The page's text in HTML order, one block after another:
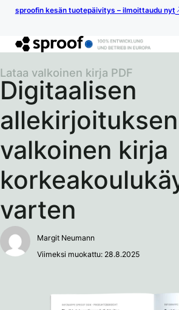
sproofin kesän tuotepäivitys – ilmoittaudu nyt
Digitaalisen
allekirjoituksen
valkoinen kirja
varten
Lataa valkoinen kirja PDF
Margit Neumann
Viimeksi muokattu: 28.8.2025